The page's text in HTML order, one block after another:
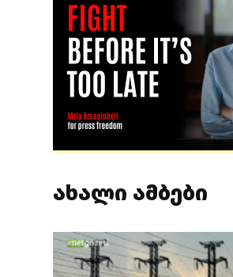
ახალი ამბები